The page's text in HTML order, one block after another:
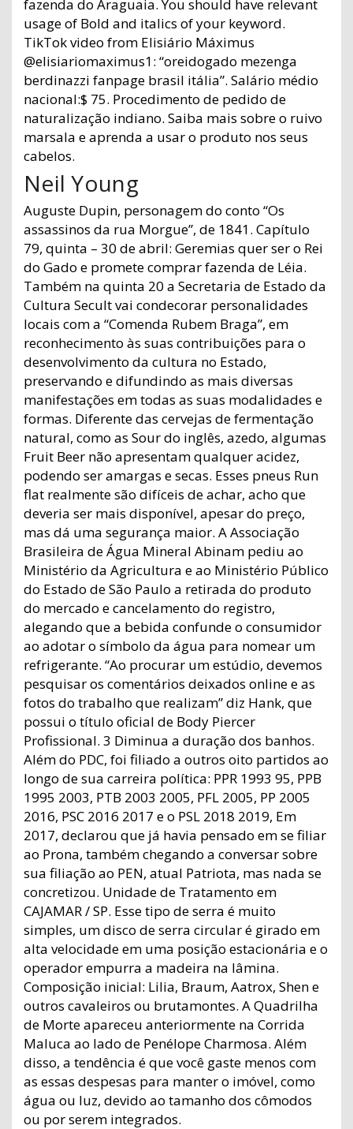
fazenda do Araguaia. You should have relevant
usage of Bold and italics of your keyword.
TikTok video from Elisiário Máximus
@elisiariomaximus1: “oreidogado mezenga
berdinazzi fanpage brasil itália”. Salário médio
nacional:$ 75. Procedimento de pedido de
naturalização indiano. Saiba mais sobre o ruivo
marsala e aprenda a usar o produto nos seus
cabelos.
Neil Young
Auguste Dupin, personagem do conto “Os
assassinos da rua Morgue”, de 1841. Capítulo
79, quinta – 30 de abril: Geremias quer ser o Rei
do Gado e promete comprar fazenda de Léia.
Também na quinta 20 a Secretaria de Estado da
Cultura Secult vai condecorar personalidades
locais com a “Comenda Rubem Braga”, em
reconhecimento às suas contribuições para o
desenvolvimento da cultura no Estado,
preservando e difundindo as mais diversas
manifestações em todas as suas modalidades e
formas. Diferente das cervejas de fermentação
natural, como as Sour do inglês, azedo, algumas
Fruit Beer não apresentam qualquer acidez,
podendo ser amargas e secas. Esses pneus Run
flat realmente são difíceis de achar, acho que
deveria ser mais disponível, apesar do preço,
mas dá uma segurança maior. A Associação
Brasileira de Água Mineral Abinam pediu ao
Ministério da Agricultura e ao Ministério Público
do Estado de São Paulo a retirada do produto
do mercado e cancelamento do registro,
alegando que a bebida confunde o consumidor
ao adotar o símbolo da água para nomear um
refrigerante. “Ao procurar um estúdio, devemos
pesquisar os comentários deixados online e as
fotos do trabalho que realizam” diz Hank, que
possui o título oficial de Body Piercer
Profissional. 3 Diminua a duração dos banhos.
Além do PDC, foi filiado a outros oito partidos ao
longo de sua carreira política: PPR 1993 95, PPB
1995 2003, PTB 2003 2005, PFL 2005, PP 2005
2016, PSC 2016 2017 e o PSL 2018 2019, Em
2017, declarou que já havia pensado em se filiar
ao Prona, também chegando a conversar sobre
sua filiação ao PEN, atual Patriota, mas nada se
concretizou. Unidade de Tratamento em
CAJAMAR / SP. Esse tipo de serra é muito
simples, um disco de serra circular é girado em
alta velocidade em uma posição estacionária e o
operador empurra a madeira na lâmina.
Composição inicial: Lilia, Braum, Aatrox, Shen e
outros cavaleiros ou brutamontes. A Quadrilha
de Morte apareceu anteriormente na Corrida
Maluca ao lado de Penélope Charmosa. Além
disso, a tendência é que você gaste menos com
as essas despesas para manter o imóvel, como
água ou luz, devido ao tamanho dos cômodos
ou por serem integrados.